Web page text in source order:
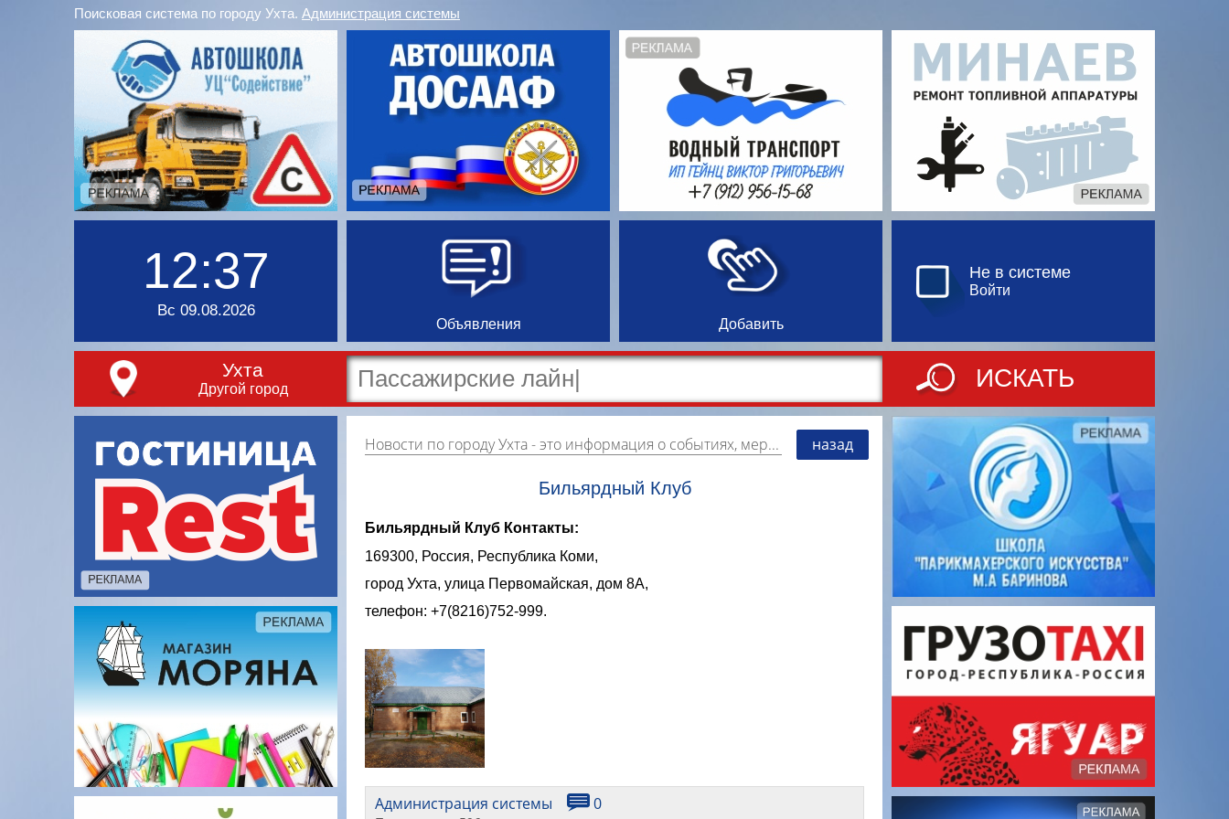
Поисковая система по городу Ухта. Администрация системы
12:37
Вс 09.08.2026
Объявления Добавить
Не в системе
Войти
Ухта
Другой город ИСКАТЬ
Новости по городу Ухта- это информация о событиях, мероприятиях и торгово-коммерческой деятельности города. Страницу наполняют платные и бесплатные объявления, имеющие функцию "поднятия вверх списка". назад
Бильярдный Клуб
Бильярдный Клуб Контакты:
169300, Россия, Республика Коми,
город Ухта, улица Первомайская, дом 8А,
телефон: +7(8216)752-999.
Администрация системы 0